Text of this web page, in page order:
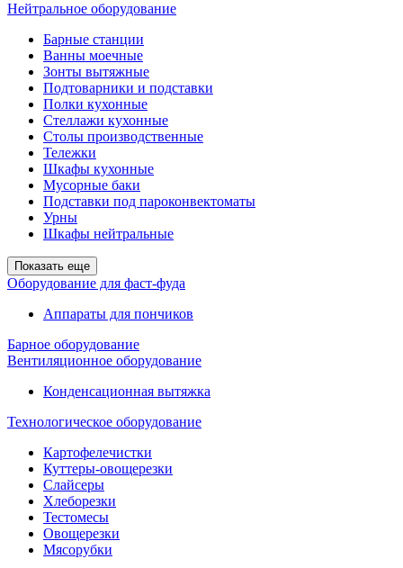
Нейтральное оборудование
Барные станции
Ванны моечные
Зонты вытяжные
Подтоварники и подставки
Полки кухонные
Стеллажи кухонные
Столы производственные
Тележки
Шкафы кухонные
Мусорные баки
Подставки под пароконвектоматы
Урны
Шкафы нейтральные
Показать еще
Оборудование для фаст-фуда
Аппараты для пончиков
Барное оборудование
Вентиляционное оборудование
Конденсационная вытяжка
Технологическое оборудование
Картофелечистки
Куттеры-овощерезки
Слайсеры
Хлеборезки
Тестомесы
Овощерезки
Мясорубки